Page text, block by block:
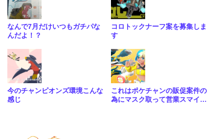
なんで7月だけいつもガチパな
んだよ！？
コロトックナーフ案を募集しま
す
今のチャンピオンズ環境こんな
感じ
これはポケチャンの販促案件の
為にマスク取って営業スマイル